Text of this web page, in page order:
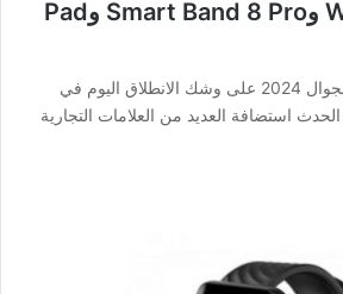
تم إطلاق Watch 3 وSmart Band 8 Pro وPad
[ad_1] المؤتمر العالمي للجوال 2024 على وشك الانطلاق اليوم في
استضافة العديد من العلامات التجارية